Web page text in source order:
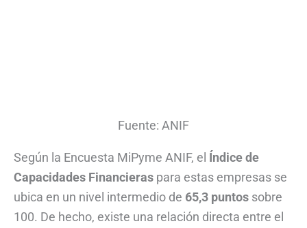
Fuente: ANIF
Según la Encuesta MiPyme ANIF, el Índice de
Capacidades Financieras para estas empresas se
ubica en un nivel intermedio de 65,3 puntos sobre
100. De hecho, existe una relación directa entre el